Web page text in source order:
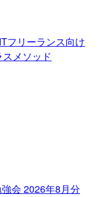
フリーランス向け
スメソッド
会 2026年8月分